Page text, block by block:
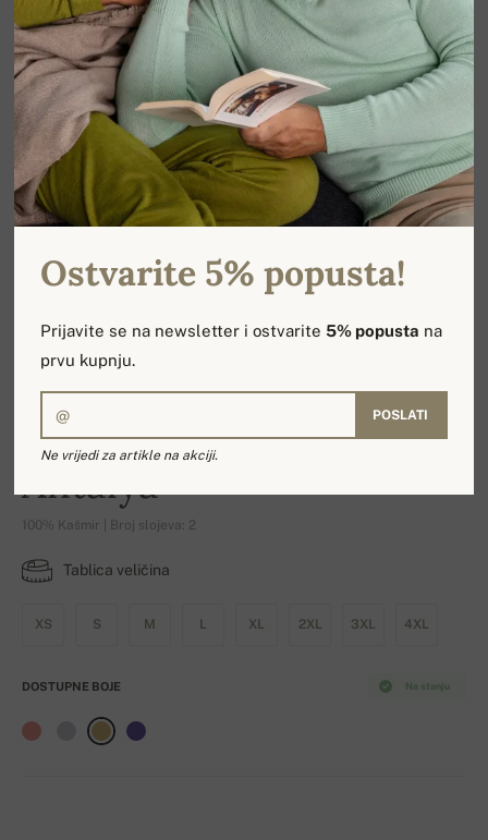
Antalya
100% Kašmir | Broj slojeva: 2
Tablica veličina
XS S M L XL 2XL 3XL 4XL
Na stanju
DOSTUPNE BOJE
Ostvarite 5% popusta!
Prijavite se na newsletter i ostvarite5% popusta na
prvu kupnju.
POSLATI
Ne vrijedi za artikle na akciji.